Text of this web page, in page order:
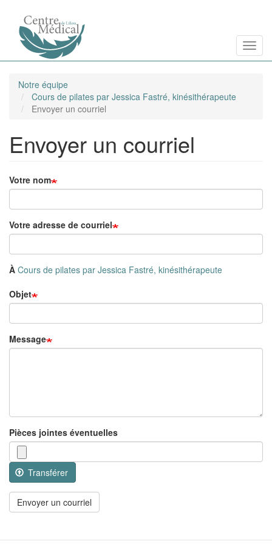
contenu
Notre équipe
Cours de pilates par Jessica Fastré, kinésithérapeute
Envoyer un courriel
Envoyer un courriel
Votre nom
Votre adresse de courriel
À Cours de pilates par Jessica Fastré, kinésithérapeute
Objet
Message
Pièces jointes éventuelles
Transférer
Envoyer un courriel